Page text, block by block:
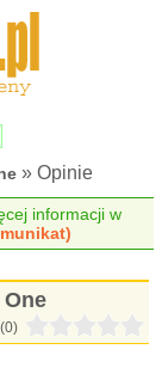
» Opinie
informacji w
(0)